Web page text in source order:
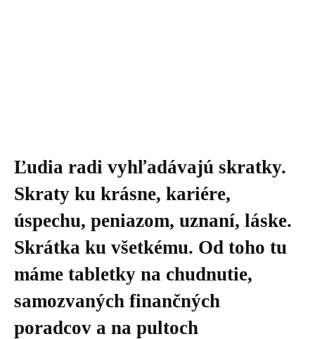
Ľudia radi vyhľadávajú skratky.
Skraty ku krásne, kariére,
úspechu, peniazom, uznaní, láske.
Skrátka ku všetkému. Od toho tu
máme tabletky na chudnutie,
samozvaných finančných
poradcov a na pultoch